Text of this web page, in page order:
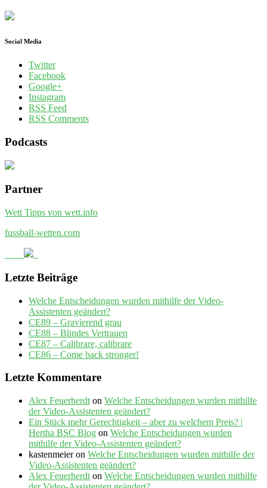
Social Media
Twitter
Facebook
Google+
Instagram
RSS Feed
RSS Comments
Podcasts
Partner
Wett Tipps von wett.info
fussball-wetten.com
Letzte Beiträge
Welche Entscheidungen wurden mithilfe der Video-
Assistenten geändert?
CE89 – Gravierend grau
CE88 – Blindes Vertrauen
CE87 – Calibrare, calibrare
CE86 – Come back stronger!
Letzte Kommentare
Alex Feuerherdt on Welche Entscheidungen wurden mithilfe
der Video-Assistenten geändert?
Ein Stück mehr Gerechtigkeit – aber zu welchem Preis? |
Hertha BSC Blog on Welche Entscheidungen wurden
mithilfe der Video-Assistenten geändert?
kastenmeieron Welche Entscheidungen wurden mithilfe der
Video-Assistenten geändert?
Alex Feuerherdt on Welche Entscheidungen wurden mithilfe